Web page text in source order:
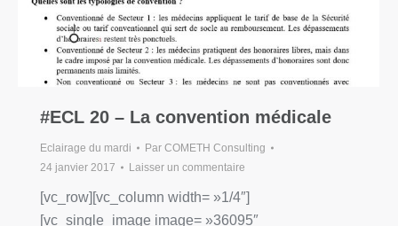
#ECL 20 – La convention médicale
Eclairage du mardi Par COMETH Consulting
24 janvier 2017
Laisser un commentaire
[vc_row][vc_column width= »1/4″]
[vc_single_image image= »36095″